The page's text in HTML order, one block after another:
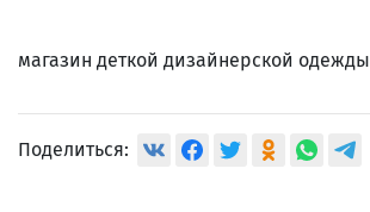
магазин деткой дизайнерской одежды
Поделиться: